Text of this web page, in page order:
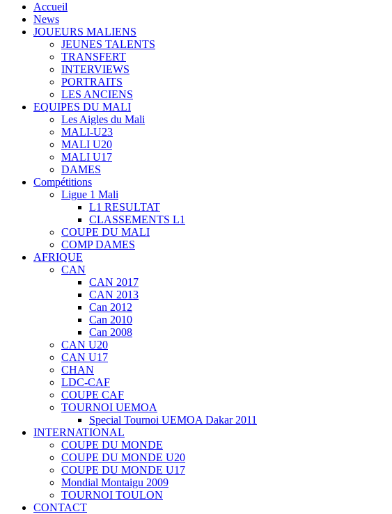
Accueil
News
JOUEURS MALIENS
JEUNES TALENTS
TRANSFERT
INTERVIEWS
PORTRAITS
LES ANCIENS
EQUIPES DU MALI
Les Aigles du Mali
MALI-U23
MALI U20
MALI U17
DAMES
Compétitions
Ligue 1 Mali
L1 RESULTAT
CLASSEMENTS L1
COUPE DU MALI
COMP DAMES
AFRIQUE
CAN
CAN 2017
CAN 2013
Can 2012
Can 2010
Can 2008
CAN U20
CAN U17
CHAN
LDC-CAF
COUPE CAF
TOURNOI UEMOA
Special Tournoi UEMOA Dakar 2011
INTERNATIONAL
COUPE DU MONDE
COUPE DU MONDE U20
COUPE DU MONDE U17
Mondial Montaigu 2009
TOURNOI TOULON
CONTACT